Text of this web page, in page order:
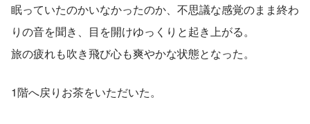
眠っていたのかいなかったのか、不思議な感覚のまま終わ
りの音を聞き、目を開けゆっくりと起き上がる。
旅の疲れも吹き飛び心も爽やかな状態となった。
1階へ戻りお茶をいただいた。